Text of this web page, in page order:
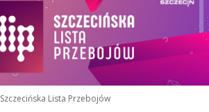
Szczecińska Lista Przebojów